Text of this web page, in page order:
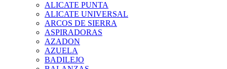
ALICATE PUNTA
ALICATE UNIVERSAL
ARCOS DE SIERRA
ASPIRADORAS
AZADON
AZUELA
BADILEJO